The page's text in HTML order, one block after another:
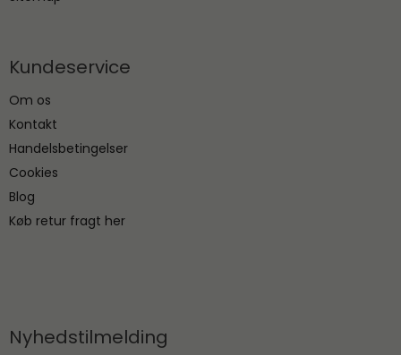
Kundeservice
Om os
Kontakt
Handelsbetingelser
Cookies
Blog
Køb retur fragt her
Nyhedstilmelding